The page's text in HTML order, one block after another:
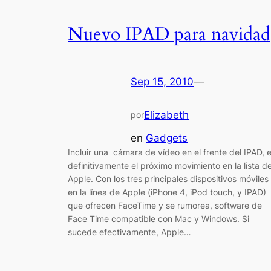
Nuevo IPAD para navidad
Sep 15, 2010—
porElizabeth
en Gadgets
Incluir una cámara de vídeo en el frente del IPAD,
definitivamente el próximo movimiento en la lista
Apple. Con los tres principales dispositivos móviles
en la línea de Apple (iPhone 4, iPod touch, y IPAD)
que ofrecen FaceTime y se rumorea, software de
Face Time compatible con Mac y Windows. Si
sucede efectivamente, Apple…